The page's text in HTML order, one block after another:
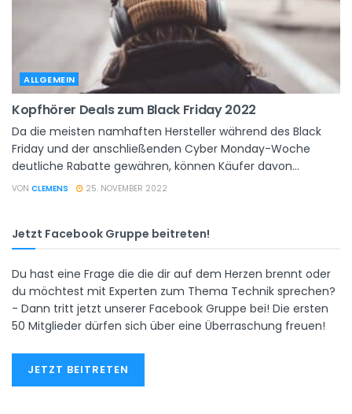
ALLGEMEIN
Kopfhörer Deals zum Black Friday 2022
Da die meisten namhaften Hersteller während des Black
Friday und der anschließenden Cyber ​​Monday-Woche
deutliche Rabatte gewähren, können Käufer davon...
VON CLEMENS 25. NOVEMBER 2022
Jetzt Facebook Gruppe beitreten!
Du hast eine Frage die die dir auf dem Herzen brennt oder
du möchtest mit Experten zum Thema Technik sprechen?
- Dann tritt jetzt unserer Facebook Gruppe bei! Die ersten
50 Mitglieder dürfen sich über eine Überraschung freuen!
JETZT BEITRETEN